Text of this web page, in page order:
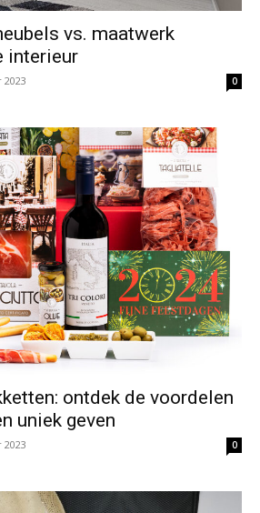
vs. maatwerk
interieur
0
ontdek de voordelen
uniek geven
0